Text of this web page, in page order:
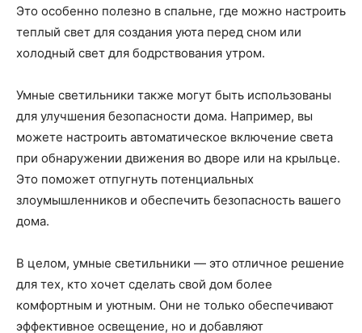
Это особенно полезно в спальне, где можно настроить
теплый свет для создания уюта перед сном или
холодный свет для бодрствования утром.
Умные светильники также могут быть использованы
для улучшения безопасности дома. Например, вы
можете настроить автоматическое включение света
при обнаружении движения во дворе или на крыльце.
Это поможет отпугнуть потенциальных
злоумышленников и обеспечить безопасность вашего
дома.
В целом, умные светильники — это отличное решение
для тех, кто хочет сделать свой дом более
комфортным и уютным. Они не только обеспечивают
эффективное освещение, но и добавляют